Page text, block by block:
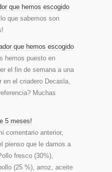
que hemos escogido
que sabemos son
que hemos escogido
hemos puesto en
el fin de semana a una
el criadero Decasla,
Muchas
5 meses!
comentario anterior,
pienso que le damos a
fresco (30%),
(25 %), arroz, aceite